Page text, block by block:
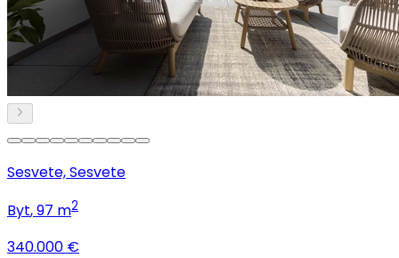
Sesvete, Sesvete
Byt, 97 m2
340.000 €